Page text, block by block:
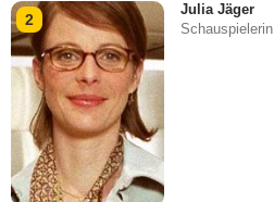
2
Julia Jäger
Schauspielerin